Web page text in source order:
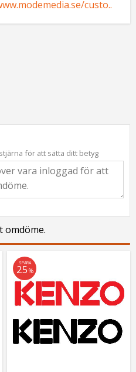
custo..
för att sätta ditt betyg
omdöme.
SPARA
25 %